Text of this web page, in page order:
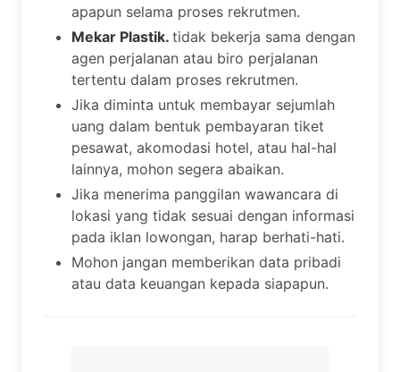
apapun selama proses rekrutmen.
Mekar Plastik. tidak bekerja sama dengan
agen perjalanan atau biro perjalanan
tertentu dalam proses rekrutmen.
Jika diminta untuk membayar sejumlah
uang dalam bentuk pembayaran tiket
pesawat, akomodasi hotel, atau hal-hal
lainnya, mohon segera abaikan.
Jika menerima panggilan wawancara di
lokasi yang tidak sesuai dengan informasi
pada iklan lowongan, harap berhati-hati.
Mohon jangan memberikan data pribadi
atau data keuangan kepada siapapun.